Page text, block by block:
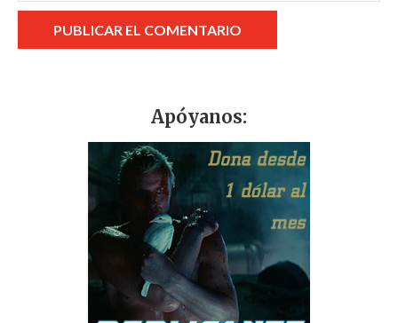
Apóyanos: